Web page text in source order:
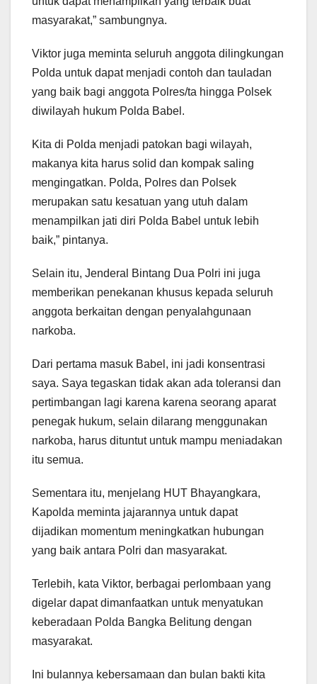
masyarakat,” sambungnya.
Viktor juga meminta seluruh anggota dilingkungan
Polda untuk dapat menjadi contoh dan tauladan
yang baik bagi anggota Polres/ta hingga Polsek
diwilayah hukum Polda Babel.
Kita di Polda menjadi patokan bagi wilayah,
makanya kita harus solid dan kompak saling
mengingatkan. Polda, Polres dan Polsek
merupakan satu kesatuan yang utuh dalam
menampilkan jati diri Polda Babel untuk lebih
baik,” pintanya.
Selain itu, Jenderal Bintang Dua Polri ini juga
memberikan penekanan khusus kepada seluruh
anggota berkaitan dengan penyalahgunaan
narkoba.
Dari pertama masuk Babel, ini jadi konsentrasi
saya. Saya tegaskan tidak akan ada toleransi dan
pertimbangan lagi karena karena seorang aparat
penegak hukum, selain dilarang menggunakan
narkoba, harus dituntut untuk mampu meniadakan
itu semua.
Sementara itu, menjelang HUT Bhayangkara,
Kapolda meminta jajarannya untuk dapat
dijadikan momentum meningkatkan hubungan
yang baik antara Polri dan masyarakat.
Terlebih, kata Viktor, berbagai perlombaan yang
digelar dapat dimanfaatkan untuk menyatukan
keberadaan Polda Bangka Belitung dengan
masyarakat.
Ini bulannya kebersamaan dan bulan bakti kita